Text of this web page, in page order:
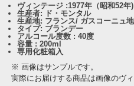
ヴィンテージ :1977年（昭和52年)
生産者: ド・モンタル
生産地: フランス/ ガスコーニュ
タイプ: ブランデー
アルコール度数 : 40度
容量 : 200ml
専用化粧箱入
※ 画像はサンプルです。
実際にお届けする商品は画像のヴ